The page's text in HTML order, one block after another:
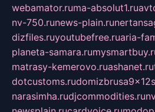
webamator.ruma-absolut1.ru
nv-750.runews-plain.ru
dizfiles.ruyoutubefree.ruaria-
planeta-samara.ru
matrasy-kemerovo.ruashanet.ru
dotcustoms.ru
narasimha.rudjcommodities.ru